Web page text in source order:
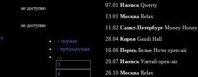
не доступно
не доступно
« первая
‹ предыдущая
3
4
07.01 Ижевск Qwerty
13.01 Москва Relax
11.02 Санкт-Петербург Money Honey
28.04 Киров Gaudi Hall
16.06 Пермь Белые Ночи open-air
20.07 Ижевск Улетай open-air
26.10 Москва Relax